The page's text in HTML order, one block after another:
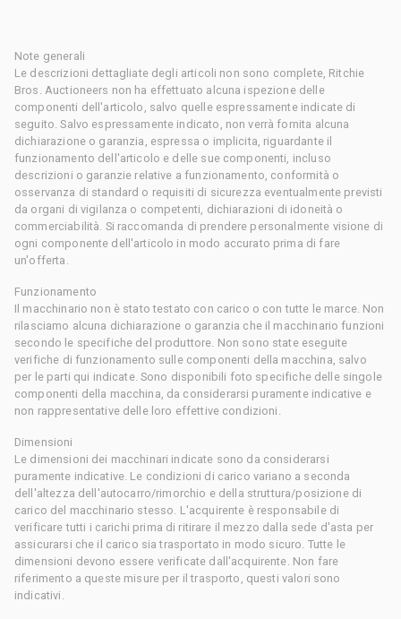
Note generali
Le descrizioni dettagliate degli articoli non sono complete, Ritchie
Bros. Auctioneers non ha effettuato alcuna ispezione delle
componenti dell'articolo, salvo quelle espressamente indicate di
seguito. Salvo espressamente indicato, non verrà fornita alcuna
dichiarazione o garanzia, espressa o implicita, riguardante il
funzionamento dell'articolo e delle sue componenti, incluso
descrizioni o garanzie relative a funzionamento, conformità o
osservanza di standard o requisiti di sicurezza eventualmente previsti
da organi di vigilanza o competenti, dichiarazioni di idoneità o
commerciabilità. Si raccomanda di prendere personalmente visione di
ogni componente dell'articolo in modo accurato prima di fare
un'offerta.
Funzionamento
Il macchinario non è stato testato con carico o con tutte le marce. Non
rilasciamo alcuna dichiarazione o garanzia che il macchinario funzioni
secondo le specifiche del produttore. Non sono state eseguite
verifiche di funzionamento sulle componenti della macchina, salvo
per le parti qui indicate. Sono disponibili foto specifiche delle singole
componenti della macchina, da considerarsi puramente indicative e
non rappresentative delle loro effettive condizioni.
Dimensioni
Le dimensioni dei macchinari indicate sono da considerarsi
puramente indicative. Le condizioni di carico variano a seconda
dell'altezza dell'autocarro/rimorchio e della struttura/posizione di
carico del macchinario stesso. L'acquirente è responsabile di
verificare tutti i carichi prima di ritirare il mezzo dalla sede d'asta per
assicurarsi che il carico sia trasportato in modo sicuro. Tutte le
dimensioni devono essere verificate dall'acquirente. Non fare
riferimento a queste misure per il trasporto, questi valori sono
indicativi.